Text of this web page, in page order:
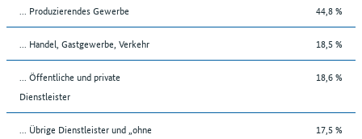
... Produzierendes Gewerbe 44,8 %
... Handel, Gastgewerbe, Verkehr 18,5 %
... Öffentliche und private
Dienstleister
18,6 %
... Übrige Dienstleister und „ohne
17,5 %